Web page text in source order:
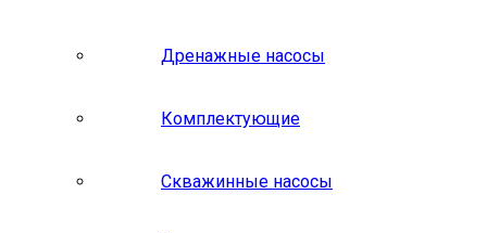
Дренажные насосы
Комплектующие
Скважинные насосы